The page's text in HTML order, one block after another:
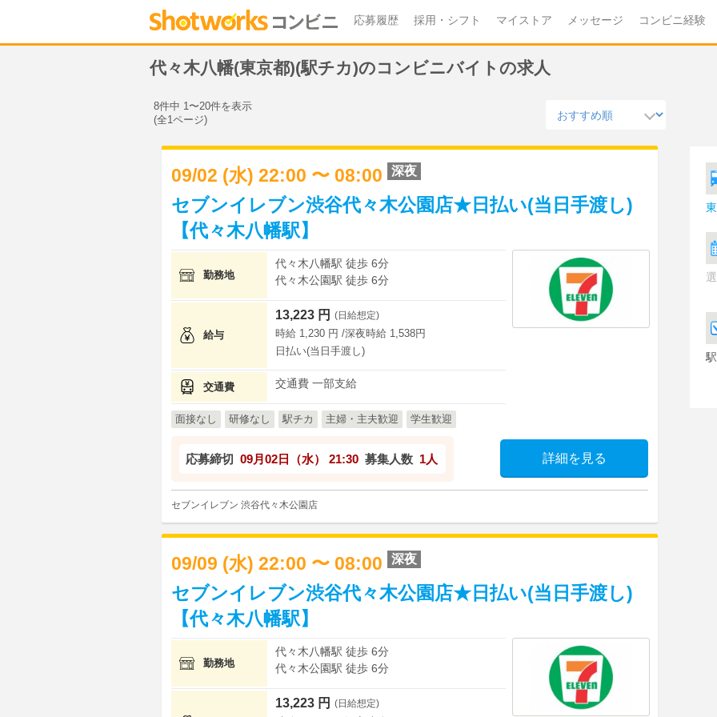
応募履歴 採用・シフト マイストア メッセージ コンビニ経験
代々木八幡(東京都)(駅チカ)のコンビニバイトの求人
8件中 1〜20件を表示
(全1ページ)
09/02 (水) 22:00 〜 08:00 深夜
セブンイレブン渋谷代々木公園店★日払い(当日手渡し)
【代々木八幡駅】
勤務地
代々木八幡駅 徒歩 6分
代々木公園駅 徒歩 6分
給与
13,223 円 (日給想定)
時給 1,230 円 /深夜時給 1,538円
日払い(当日手渡し)
交通費 交通費 一部支給
面接なし 研修なし 駅チカ 主婦・主夫歓迎 学生歓迎
応募締切 09月02日（水） 21:30 募集人数 1人 詳細を見る
セブンイレブン 渋谷代々木公園店
09/09 (水) 22:00 〜 08:00 深夜
セブンイレブン渋谷代々木公園店★日払い(当日手渡し)
【代々木八幡駅】
勤務地
代々木八幡駅 徒歩 6分
代々木公園駅 徒歩 6分
13,223 円 (日給想定)